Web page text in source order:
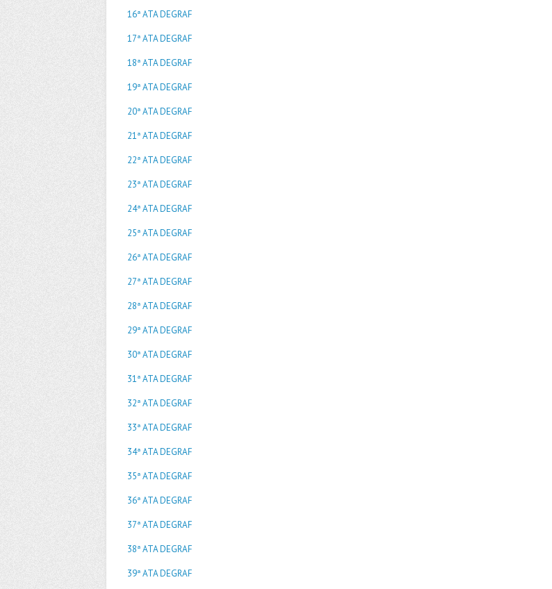
16ª ATA DEGRAF
17ª ATA DEGRAF
18ª ATA DEGRAF
19ª ATA DEGRAF
20ª ATA DEGRAF
21ª ATA DEGRAF
22ª ATA DEGRAF
23ª ATA DEGRAF
24ª ATA DEGRAF
25ª ATA DEGRAF
26ª ATA DEGRAF
27ª ATA DEGRAF
28ª ATA DEGRAF
29ª ATA DEGRAF
30ª ATA DEGRAF
31ª ATA DEGRAF
32ª ATA DEGRAF
33ª ATA DEGRAF
34ª ATA DEGRAF
35ª ATA DEGRAF
36ª ATA DEGRAF
37ª ATA DEGRAF
38ª ATA DEGRAF
39ª ATA DEGRAF